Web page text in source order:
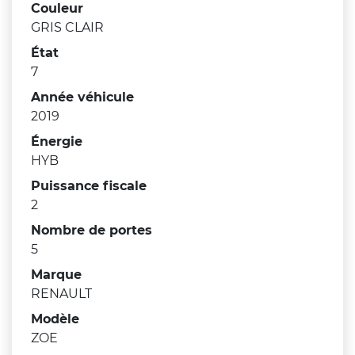
Couleur
GRIS CLAIR
État
7
Année véhicule
2019
Énergie
HYB
Puissance fiscale
2
Nombre de portes
5
Marque
RENAULT
Modèle
ZOE